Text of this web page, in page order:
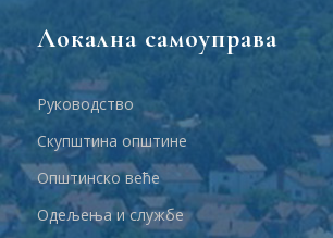
Локална самоуправа
Руководство
Скупштина општине
Општинско веће
Одељења и службе